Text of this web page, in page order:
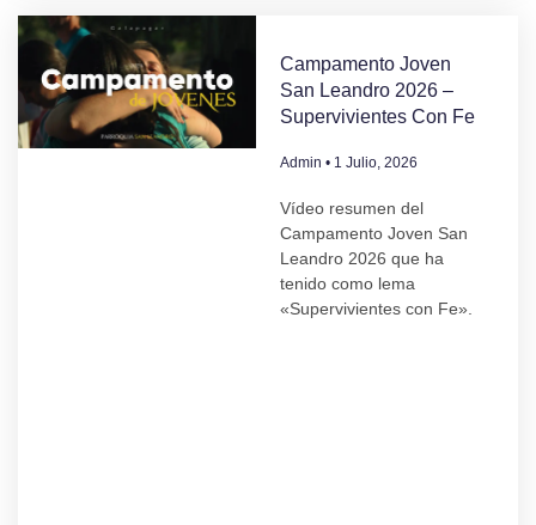
Campamento Joven
San Leandro 2026 –
Supervivientes Con Fe
Admin 1 Julio, 2026
Vídeo resumen del
Campamento Joven San
Leandro 2026 que ha
tenido como lema
«Supervivientes con Fe».